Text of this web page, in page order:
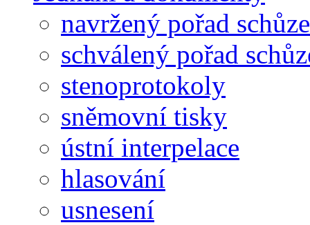
navržený pořad schůze
schválený pořad
stenoprotokoly
sněmovní tisky
ústní interpelace
hlasování
usnesení